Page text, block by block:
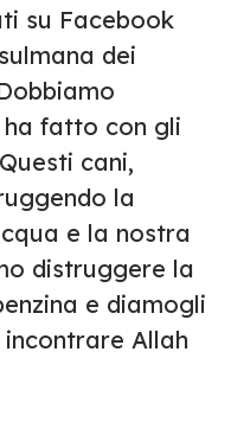
su Facebook
dei
fatto con gli
cani,
la
e la nostra
distruggere la
e diamogli
Allah